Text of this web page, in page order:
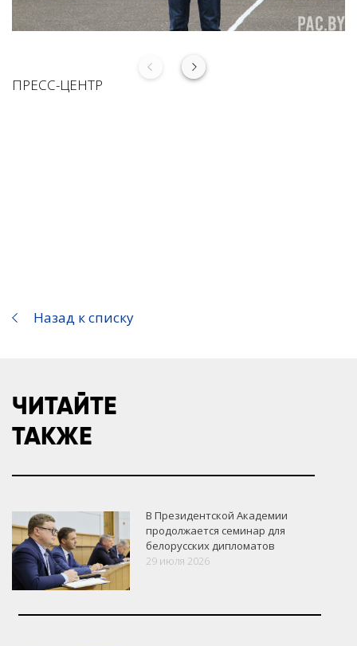
ПРЕСС-ЦЕНТР
Назад к списку
ЧИТАЙТЕ
ТАКЖЕ
В Президентской Академии
продолжается семинар для
белорусских дипломатов
29 июля 2026